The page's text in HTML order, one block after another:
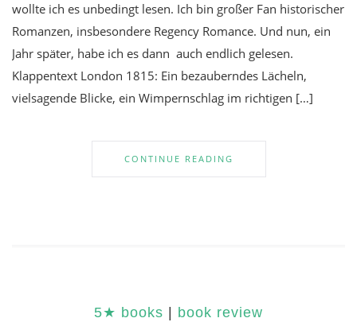
wollte ich es unbedingt lesen. Ich bin großer Fan historischer
Romanzen, insbesondere Regency Romance. Und nun, ein
Jahr später, habe ich es dann auch endlich gelesen.
Klappentext London 1815: Ein bezauberndes Lächeln,
vielsagende Blicke, ein Wimpernschlag im richtigen […]
CONTINUE READING
5★ books book review